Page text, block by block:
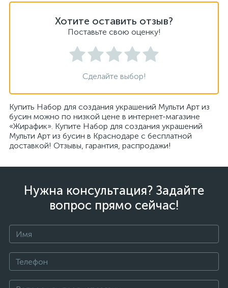
Хотите оставить отзыв?
Поставьте свою оценку!
Сделайте выбор!
Купить Набор для создания украшений Мульти Арт из
бусин можно по низкой цене в интернет-магазине
«Жирафик». Купите Набор для создания украшений
Мульти Арт из бусин в Краснодаре с бесплатной
доставкой! Отзывы, гарантия, распродажи!
Нужна консультация? Задайте
вопрос прямо сейчас!